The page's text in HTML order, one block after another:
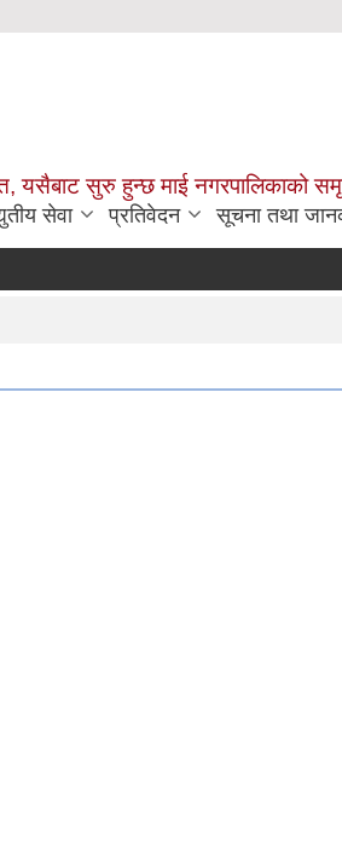
यसैबाट सुरु हुन्छ माई नगरपालिकाको
सेवा प्रतिवेदन सूचना तथा